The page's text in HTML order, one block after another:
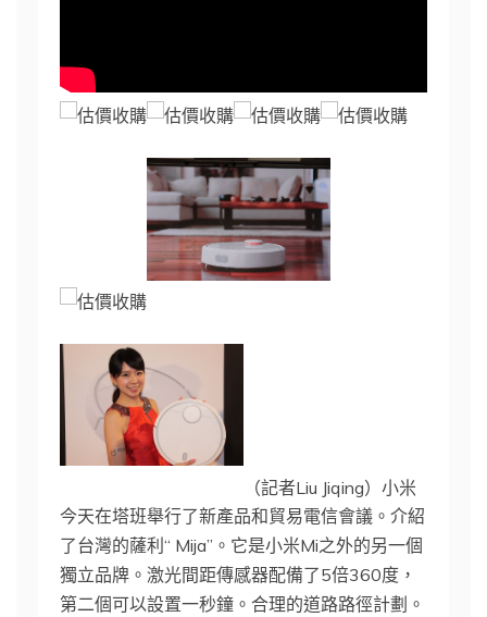
（記者Liu Jiqing）小米
今天在塔班舉行了新產品和貿易電信會議。介紹
了台灣的薩利“ Mija”。它是小米Mi之外的另一個
獨立品牌。激光間距傳感器配備了5倍360度，
第二個可以設置一秒鐘。合理的道路路徑計劃。